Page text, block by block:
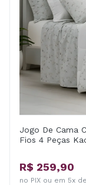
Jogo De Cama
Fios 4 Peças
R$ 259,90
no PIX ou em 5x